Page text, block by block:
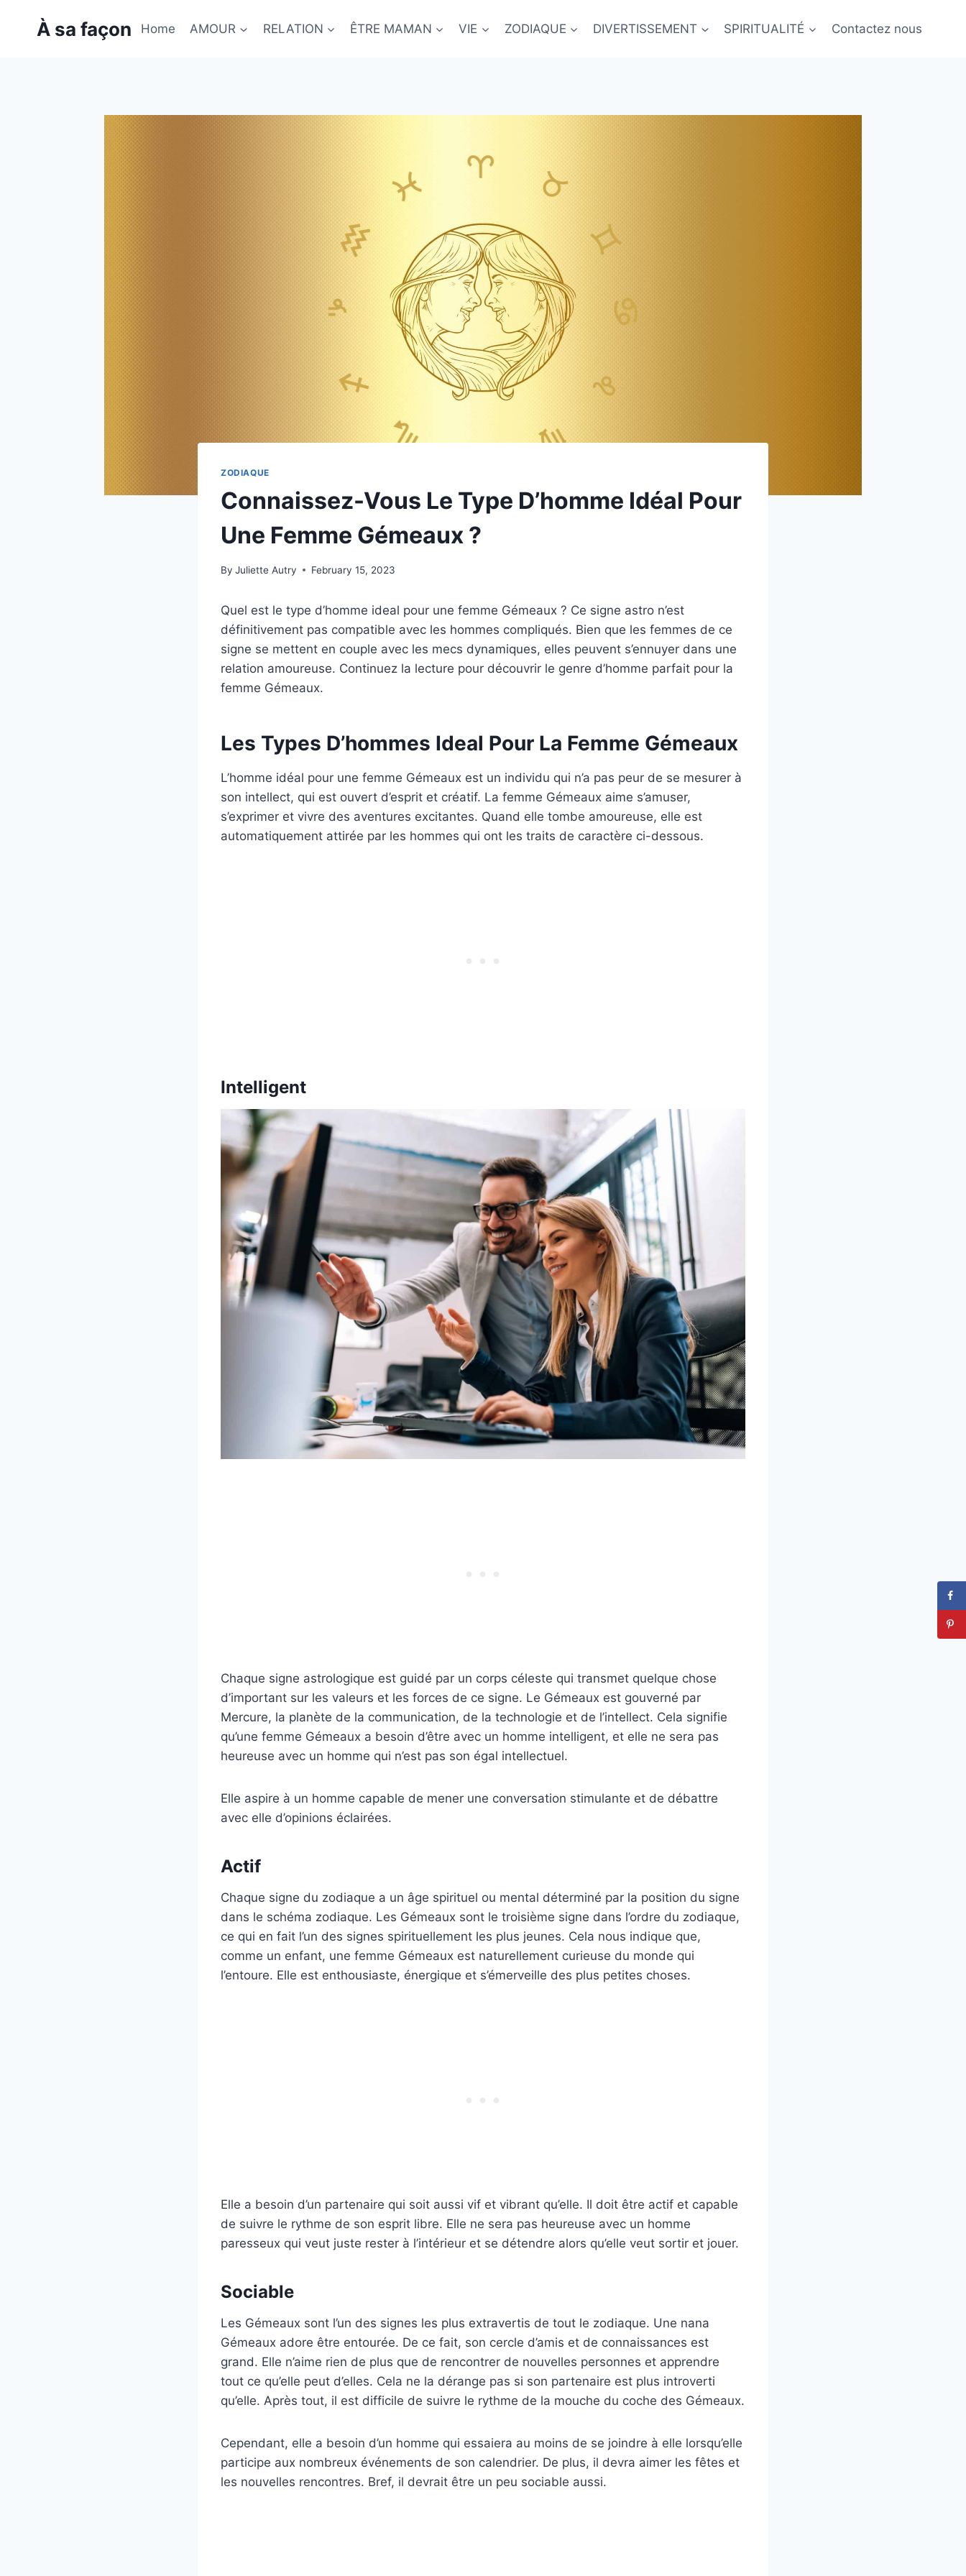
À sa façon Home AMOUR RELATION ÊTRE MAMAN VIE ZODIAQUE DIVERTISSEMENT SPIRITUALITÉ Contactez nous
ZODIAQUE
Connaissez-Vous Le Type D’homme Idéal Pour
Une Femme Gémeaux ?
By Juliette Autry February 15, 2023
Quel est le type d’homme ideal pour une femme Gémeaux ? Ce signe astro n’est
définitivement pas compatible avec les hommes compliqués. Bien que les femmes de ce
signe se mettent en couple avec les mecs dynamiques, elles peuvent s’ennuyer dans une
relation amoureuse. Continuez la lecture pour découvrir le genre d’homme parfait pour la
femme Gémeaux.
Les Types D’hommes Ideal Pour La Femme Gémeaux
L’homme idéal pour une femme Gémeaux est un individu qui n’a pas peur de se mesurer à
son intellect, qui est ouvert d’esprit et créatif. La femme Gémeaux aime s’amuser,
s’exprimer et vivre des aventures excitantes. Quand elle tombe amoureuse, elle est
automatiquement attirée par les hommes qui ont les traits de caractère ci-dessous.
Intelligent
Chaque signe astrologique est guidé par un corps céleste qui transmet quelque chose
d’important sur les valeurs et les forces de ce signe. Le Gémeaux est gouverné par
Mercure, la planète de la communication, de la technologie et de l’intellect. Cela signifie
qu’une femme Gémeaux a besoin d’être avec un homme intelligent, et elle ne sera pas
heureuse avec un homme qui n’est pas son égal intellectuel.
Elle aspire à un homme capable de mener une conversation stimulante et de débattre
avec elle d’opinions éclairées.
Actif
Chaque signe du zodiaque a un âge spirituel ou mental déterminé par la position du signe
dans le schéma zodiaque. Les Gémeaux sont le troisième signe dans l’ordre du zodiaque,
ce qui en fait l’un des signes spirituellement les plus jeunes. Cela nous indique que,
comme un enfant, une femme Gémeaux est naturellement curieuse du monde qui
l’entoure. Elle est enthousiaste, énergique et s’émerveille des plus petites choses.
Elle a besoin d’un partenaire qui soit aussi vif et vibrant qu’elle. Il doit être actif et capable
de suivre le rythme de son esprit libre. Elle ne sera pas heureuse avec un homme
paresseux qui veut juste rester à l’intérieur et se détendre alors qu’elle veut sortir et jouer.
Sociable
Les Gémeaux sont l’un des signes les plus extravertis de tout le zodiaque. Une nana
Gémeaux adore être entourée. De ce fait, son cercle d’amis et de connaissances est
grand. Elle n’aime rien de plus que de rencontrer de nouvelles personnes et apprendre
tout ce qu’elle peut d’elles. Cela ne la dérange pas si son partenaire est plus introverti
qu’elle. Après tout, il est difficile de suivre le rythme de la mouche du coche des Gémeaux.
Cependant, elle a besoin d’un homme qui essaiera au moins de se joindre à elle lorsqu’elle
participe aux nombreux événements de son calendrier. De plus, il devra aimer les fêtes et
les nouvelles rencontres. Bref, il devrait être un peu sociable aussi.